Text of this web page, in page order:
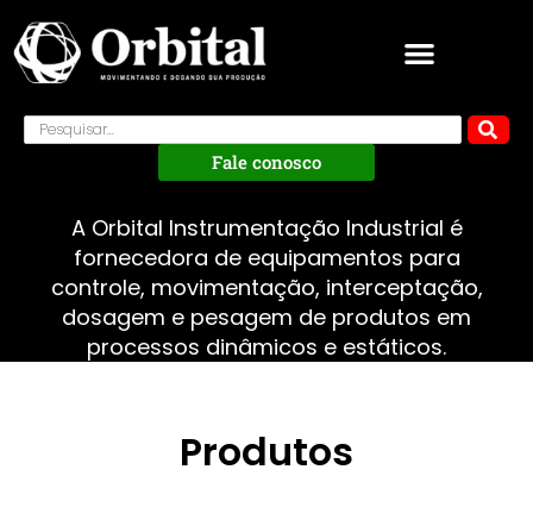
Fale conosco
A Orbital Instrumentação Industrial é
fornecedora de equipamentos para
controle, movimentação, interceptação,
dosagem e pesagem de produtos em
processos dinâmicos e estáticos.
Produtos